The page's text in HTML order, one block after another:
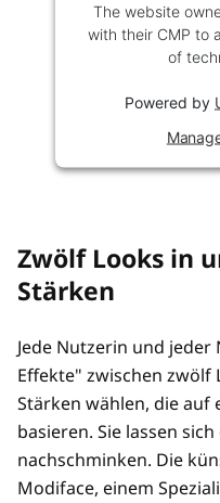
The website
with their CMP to
of
Powered by
Zwölf Looks in
Stärken
Jede Nutzerin und
Effekte" zwischen zwölf
Stärken wählen, die auf
basieren. Sie lassen
nachschminken. Die
Modiface, einem